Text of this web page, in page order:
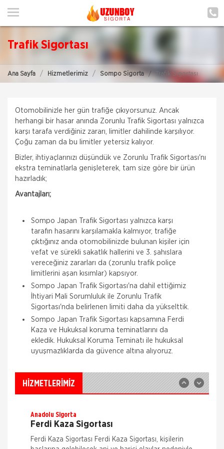
ANA SAYFA
POLIÇE HATIRLAT
ŞUBELERIMIZ
ŞUBE BAŞVURUSU
MÜŞTERI GIRIŞI
TEKLİF AL
Trafik Sigortası
Ana Sayfa Hizmetlerimiz Sompo Sigorta Trafik Sigortası
Otomobilinizle her gün trafiğe çıkıyorsunuz. Ancak
herhangi bir hasar anında Zorunlu Trafik Sigortası yalnızca
karşı tarafa verdiğiniz zararı, limitler dahilinde karşılıyor.
Çoğu zaman da bu limitler yetersiz kalıyor.
Bizler, ihtiyaçlarınızı düşündük ve Zorunlu Trafik Sigortası'nı
ekstra teminatlarla genişleterek, tam size göre bir ürün
hazırladık;
Avantajları;
Sompo Japan Trafik Sigortası yalnızca karşı
tarafın hasarını karşılamakla kalmıyor, trafiğe
çıktığınız anda otomobilinizde bulunan kişiler için
vefat ve sürekli sakatlık hallerini ve 3. şahıslara
vereceğiniz zararları da (zorunlu trafik poliçe
limitlerini aşan kısımlar) kapsıyor.
Sompo Japan Trafik Sigortası'na dahil ettiğimiz
İhtiyari Mali Sorumluluk ile Zorunlu Trafik
Sigortası'nda belirlenen limiti daha da yükselttik.
Sompo Japan Trafik Sigortası kapsamına Ferdi
Kaza ve Hukuksal koruma teminatlarını da
ekledik. Hukuksal Koruma Teminatı ile hukuksal
uyuşmazlıklarda da güvence altına alıyoruz.
HİZMETLERİMİZ
Aksigorta
Zorunlu Deprem Sigortası
Zorunlu Deprem Sigortası depremin, deprem
sonucu yangın, infilak, tsunami ve yer kaymasının
sigortalı binalarda neden olacağı hasarlara karşı
güvence sağlar. Teminatı Doğal Afetler
Aksigorta
İş yeri Paket Sigortası siz iş yeri sahipleri
düşünülerek mümkün olan tüm riskleri en ekonomik
Anadolu Sigorta
Ferdi Kaza Sigortası
Ferdi Kaza Sigortası Ferdi Kaza Sigortası, kişilerin